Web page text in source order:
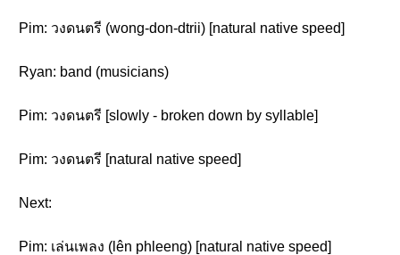
Pim: วงดนตรี (wong-don-dtrii) [natural native speed]
Ryan: band (musicians)
Pim: วงดนตรี [slowly - broken down by syllable]
Pim: วงดนตรี [natural native speed]
Next:
Pim: เล่นเพลง (lên phleeng) [natural native speed]